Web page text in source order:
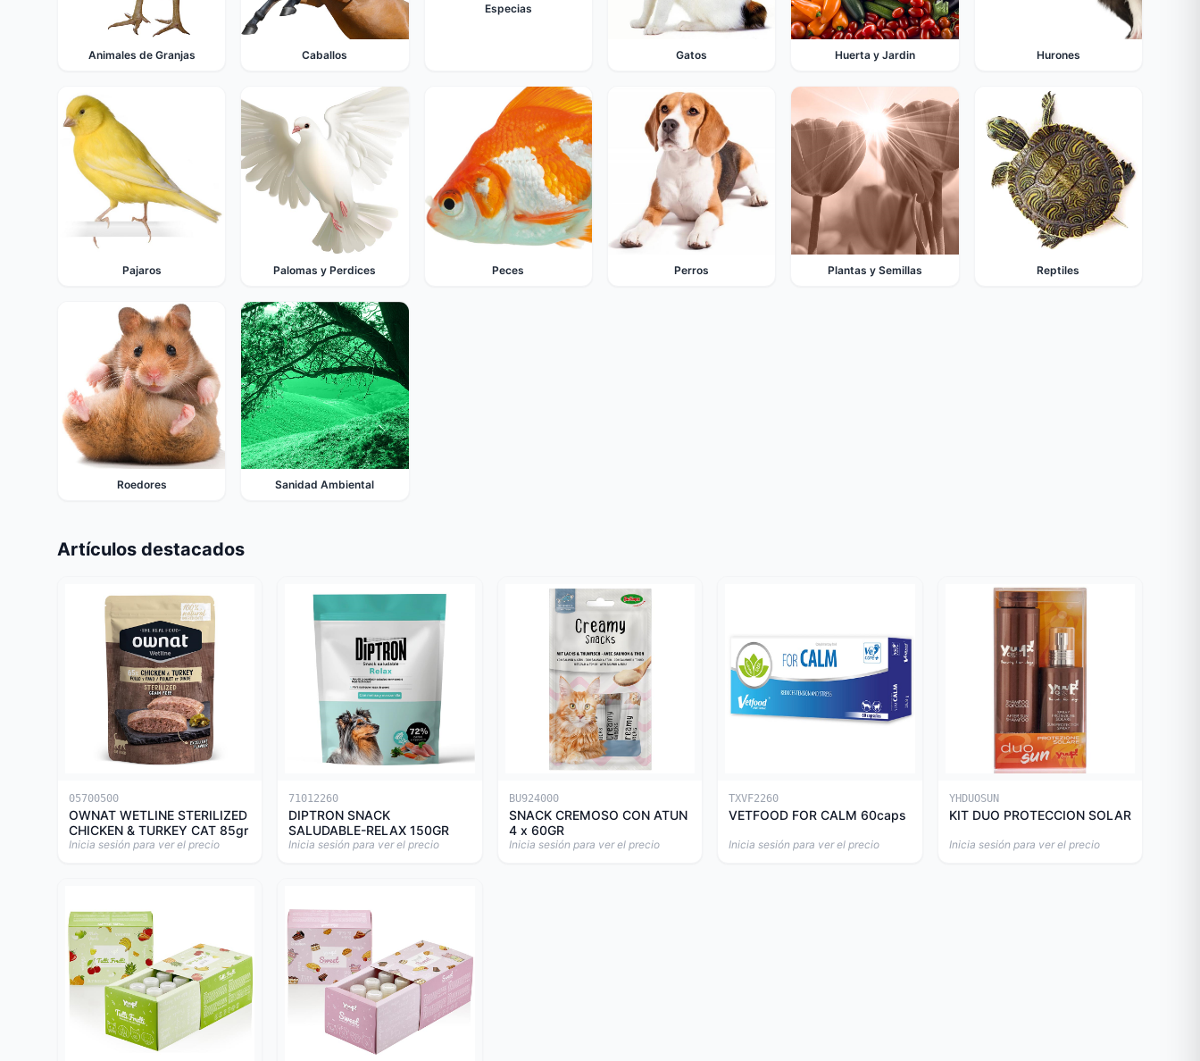
Animales de Granjas Caballos
Especias
Gatos Huerta y Jardin Hurones
Pajaros Palomas y Perdices Peces Perros Plantas y Semillas Reptiles
Roedores Sanidad Ambiental
Artículos destacados
05700500
OWNAT WETLINE STERILIZED
CHICKEN & TURKEY CAT 85gr
Inicia sesión para ver el precio
71012260
DIPTRON SNACK
SALUDABLE-RELAX 150GR
Inicia sesión para ver el precio
BU924000
SNACK CREMOSO CON ATUN
4 x 60GR
Inicia sesión para ver el precio
TXVF2260
VETFOOD FOR CALM 60caps
Inicia sesión para ver el precio
YHDUOSUN
KIT DUO PROTECCION SOLAR
Inicia sesión para ver el precio